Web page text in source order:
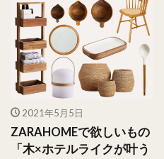
2021年5月5日
ZARAHOMEで欲しいもの
「木×ホテルライクが叶う